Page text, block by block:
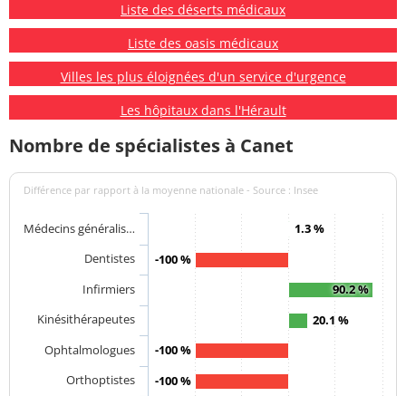
Liste des déserts médicaux
Liste des oasis médicaux
Villes les plus éloignées d'un service d'urgence
Les hôpitaux dans l'Hérault
Nombre de spécialistes à Canet
Différence par rapport à la moyenne nationale - Source : Insee
1.3 %
-100 %
90.2 %
20.1 %
-100 %
-100 %
Médecins généralis…
Dentistes
Infirmiers
Kinésithérapeutes
Ophtalmologues
Orthoptistes